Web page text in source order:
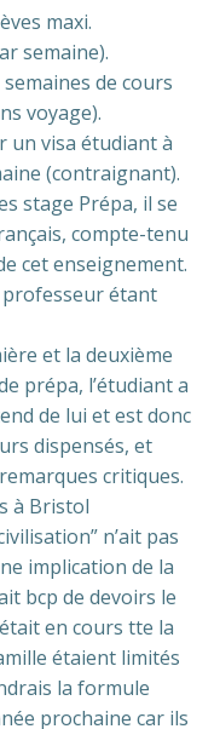
maxi.
semaine).
de cours
voyage).
un visa étudiant à
(contraignant).
stage Prépa, il se
compte-tenu
cet enseignement.
professeur étant
et la deuxième
prépa, l’étudiant a
de lui et est donc
dispensés, et
critiques.
à Bristol
n’ait pas
implication de la
bcp de devoirs le
en cours tte la
étaient limités
la formule
prochaine car ils